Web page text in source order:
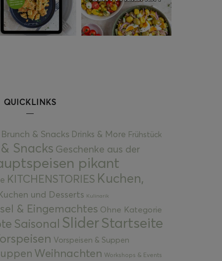
QUICKLINKS
Brunch & Snacks Drinks & More Frühstück
Snacks Geschenke aus der
pikant
KITCHENSTORIES Kuchen,
und Desserts Kulinarik
& Eingemachtes Ohne Kategorie
Saisonal SliderStartseite
Vorspeisen & Suppen
Weihnachten Workshops & Events